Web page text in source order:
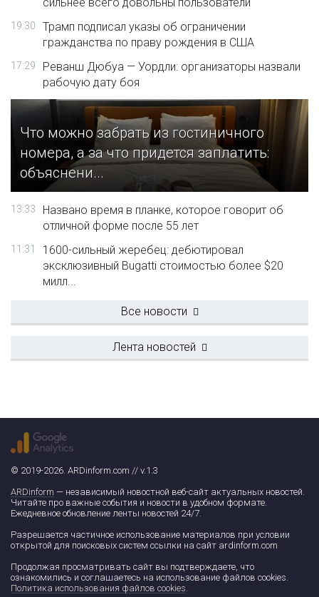
19:30
Трамп подписал указы об ограничении
гражданства по праву рождения в США
17:29
Реванш Дюбуа — Уордли: организаторы назвали
рабочую дату боя
Что можно забрать из гостиничного
номера, а за что придется заплатить:
объяснени...
13:33
Названо время в планке, которое говорит об
отличной форме после 55 лет
11:31
1600-сильный жеребец: дебютировал
эксклюзивный Bugatti стоимостью более $20
милл...
Все новости
Лента новостей
© 2019-2026. ARDinform.com // v.1.3
ARDinform — независимый новостной веб-сайт актуальных новостей.
Читайте про важные события и новости в удобном формате.
Ежедневное обновление ленты новостей 24/7.
Разрешается частичное использование материалов при условии
открытой для поисковых систем ссылки на сайт ardinform.com
Продолжая просматривать сайт вы подтверждаете, что
ознакомились и соглашаетесь на использование файлов cookies.
Политика использования файлов cookies.